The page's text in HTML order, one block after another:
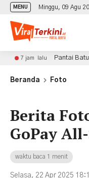
MENU Minggu, 09 Agu
Pantai Batukaras Ingin
Beranda Foto
Berita
GoPay
waktu baca 1 menit
Selasa, 22 Apr 2025